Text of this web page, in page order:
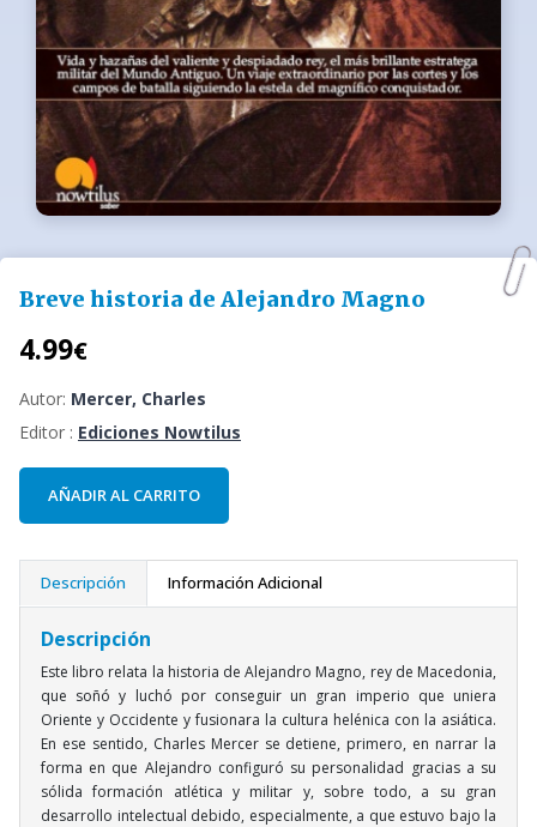
Breve historia de Alejandro Magno
4.99€
Autor: Mercer, Charles
Editor : Ediciones Nowtilus
AÑADIR AL CARRITO
Descripción Información Adicional
Descripción
Este libro relata la historia de Alejandro Magno, rey de Macedonia,
que soñó y luchó por conseguir un gran imperio que uniera
Oriente y Occidente y fusionara la cultura helénica con la asiática.
En ese sentido, Charles Mercer se detiene, primero, en narrar la
forma en que Alejandro configuró su personalidad gracias a su
sólida formación atlética y militar y, sobre todo, a su gran
desarrollo intelectual debido, especialmente, a que estuvo bajo la